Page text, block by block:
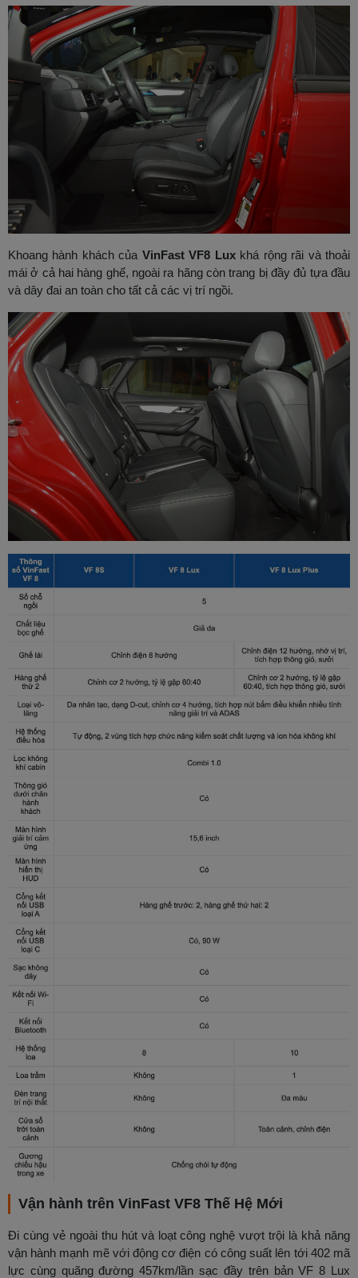
Khoang hành khách của VinFast VF8 Luxkhá rộng rãi và thoải
mái ở cả hai hàng ghế, ngoài ra hãng còn trang bị đầy đủ tựa đầu
và dây đai an toàn cho tất cả các vị trí ngồi.
Vận hành trên VinFast VF8 Thế Hệ Mới
Đi cùng vẻ ngoài thu hút và loạt công nghệ vượt trội là khả năng
vận hành mạnh mẽ với động cơ điện có công suất lên tới 402 mã
lực cùng quãng đường 457km/lần sạc đầy trên bản VF 8 Lux